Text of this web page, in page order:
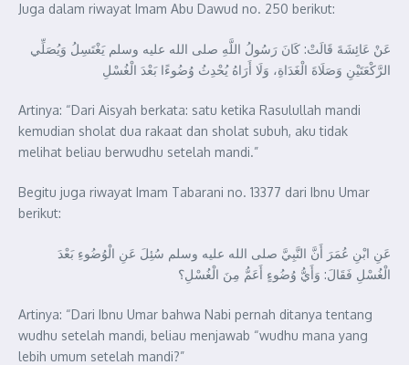
Juga dalam riwayat Imam Abu Dawud no. 250 berikut:
الرَّكْعَتَيْنِ وَصَلَاةَ الْغَدَاةِ، ‌وَلَا ‌أَرَاهُ ‌يُحْدِثُ ‌وُضُوءًا بَعْدَ الْغُسْلِ
Artinya: “Dari Aisyah berkata: satu ketika Rasulullah mandi
kemudian sholat dua rakaat dan sholat subuh, aku tidak
melihat beliau berwudhu setelah mandi.”
Begitu juga riwayat Imam Tabarani no. 13377 dari Ibnu Umar
berikut:
الْغُسْلِ فَقَالَ: وَأَيُّ ‌وُضُوءٍ ‌أَعَمُّ مِنَ الْغُسْلِ؟
Artinya: “Dari Ibnu Umar bahwa Nabi pernah ditanya tentang
wudhu setelah mandi, beliau menjawab “wudhu mana yang
lebih umum setelah mandi?”